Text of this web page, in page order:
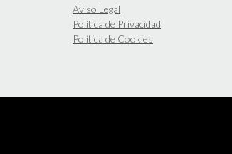
Aviso Legal
Política de Privacidad
Política de Cookies